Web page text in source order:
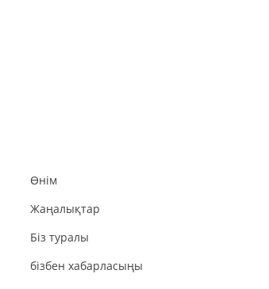
Өнім
Жаңалықтар
Біз туралы
бізбен хабарласыңы